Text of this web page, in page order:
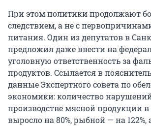
При этом политики продолжают
следствием, а не с
питания. Один из депутатов в
предложил даже ввести на
уголовную ответственность за
продуктов. Ссылается в
данные Экспертного совета по
экономики: количество
производстве мясной продукции в
выросло на 80%, рыбной — на